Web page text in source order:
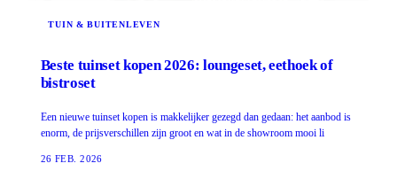
TUIN & BUITENLEVEN
Beste tuinset kopen 2026: loungeset, eethoek of
bistroset
Een nieuwe tuinset kopen is makkelijker gezegd dan gedaan: het aanbod is
enorm, de prijsverschillen zijn groot en wat in de showroom mooi li
26 FEB. 2026